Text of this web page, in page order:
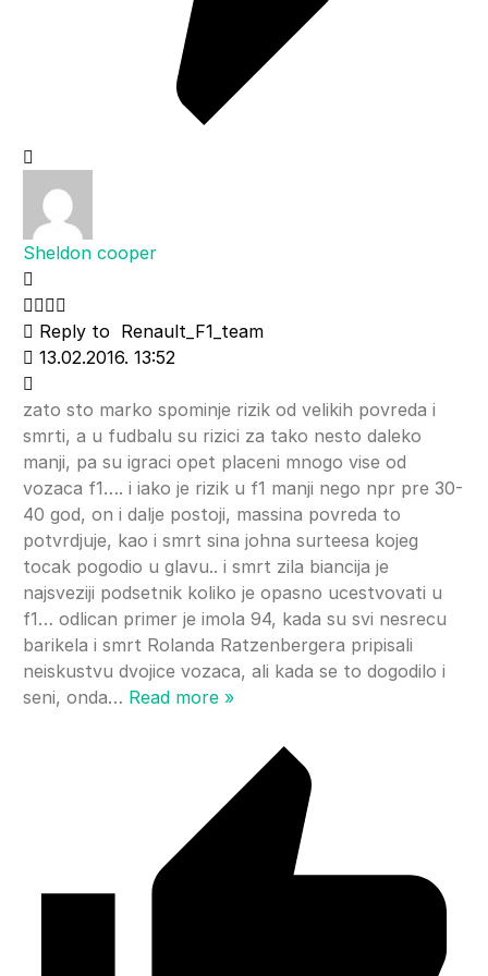
Sheldon cooper
Reply to Renault_F1_team
13.02.2016. 13:52
zato sto marko spominje rizik od velikih povreda i
smrti, a u fudbalu su rizici za tako nesto daleko
manji, pa su igraci opet placeni mnogo vise od
vozaca f1…. i iako je rizik u f1 manji nego npr pre 30-
40 god, on i dalje postoji, massina povreda to
potvrdjuje, kao i smrt sina johna surteesa kojeg
tocak pogodio u glavu.. i smrt zila biancija je
najsveziji podsetnik koliko je opasno ucestvovati u
f1… odlican primer je imola 94, kada su svi nesrecu
barikela i smrt Rolanda Ratzenbergera pripisali
neiskustvu dvojice vozaca, ali kada se to dogodilo i
seni, onda… Read more »